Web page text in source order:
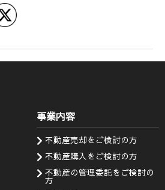
事業内容
不動産売却をご検討の方
不動産購入をご検討の方
不動産の管理委託をご検討の
方